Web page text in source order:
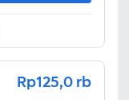
Rp125,0 rb